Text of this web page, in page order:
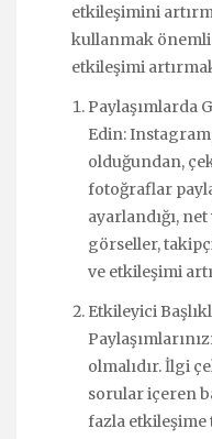
etkileşimini
kullanmak
etkileşimi
Paylaşımlarda
Edin:
olduğundan,
fotoğraflar
ayarlandığı,
görseller,
ve etkileşimi
Etkileyici
olmalıdır. İlgi
sorular içeren
fazla etkileşime